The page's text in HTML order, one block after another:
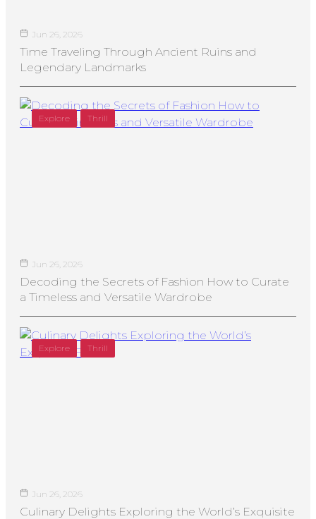
Jun 26, 2026
Time Traveling Through Ancient Ruins and
Legendary Landmarks
Explore Thrill
Jun 26, 2026
Decoding the Secrets of Fashion How to Curate
a Timeless and Versatile Wardrobe
Explore Thrill
Jun 26, 2026
Culinary Delights Exploring the World’s Exquisite